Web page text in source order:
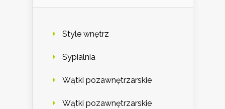
Style wnętrz
Sypialnia
Wątki pozawnętrzarskie
Wątki pozawnętrzarskie